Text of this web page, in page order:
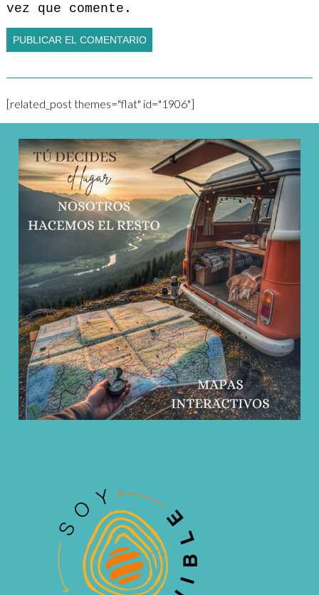
vez que comente.
[related_post themes="flat" id="1906"]